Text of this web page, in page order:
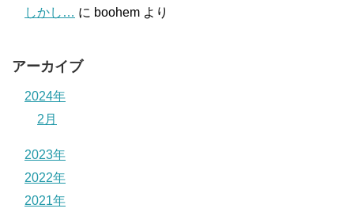
しかし… に boohem より
アーカイブ
2024年
2月
2023年
2022年
2021年